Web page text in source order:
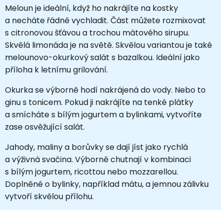
Meloun je ideální, když ho nakrájíte na kostky
a necháte řádně vychladit. Část můžete rozmixovat
s citronovou šťávou a trochou mátového sirupu.
Skvělá limonáda je na světě. Skvělou variantou je také
melounovo-okurkový salát s bazalkou. Ideální jako
příloha k letnímu grilování.
Okurka se výborně hodí nakrájená do vody. Nebo to
ginu s tonicem. Pokud ji nakrájíte na tenké plátky
a smícháte s bílým jogurtem a bylinkami, vytvoříte
zase osvěžující salát.
Jahody, maliny a borůvky se dají jíst jako rychlá
a výživná svačina. Výborně chutnají v kombinaci
s bílým jogurtem, ricottou nebo mozzarellou.
Doplněné o bylinky, například mátu, a jemnou zálivku
vytvoří skvělou přílohu.